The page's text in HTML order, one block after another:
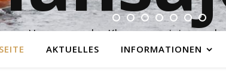
Homepage der Klassenvereinigung
AKTUELLES INFORMATIONEN